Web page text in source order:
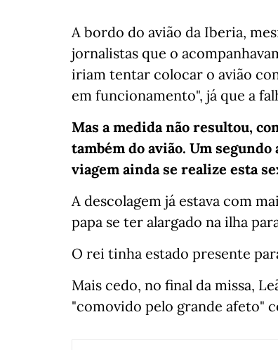
A bordo do avião da Iberia,
jornalistas que o
iriam tentar colocar o avião
em funcionamento", já que a
Mas a medida não resultou,
também do avião. Um
viagem ainda se realize esta
A descolagem já estava com
papa se ter alargado na ilha
O rei tinha estado presente
Mais cedo, no final da missa,
"comovido pelo grande afeto"